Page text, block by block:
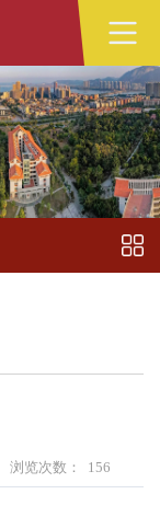
浏览次数： 156